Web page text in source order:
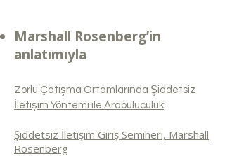
Marshall Rosenberg’in
anlatımıyla
Zorlu Çatışma Ortamlarında Şiddetsiz
İletişim Yöntemi ile Arabuluculuk
Şiddetsiz İletişim Giriş Semineri, Marshall
Rosenberg